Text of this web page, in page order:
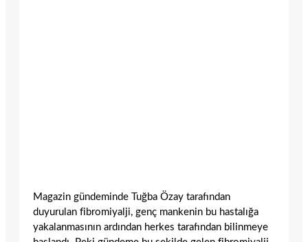
Magazin gündeminde Tuğba Özay tarafından
duyurulan fibromiyalji, genç mankenin bu hastalığa
yakalanmasının ardından herkes tarafından bilinmeye